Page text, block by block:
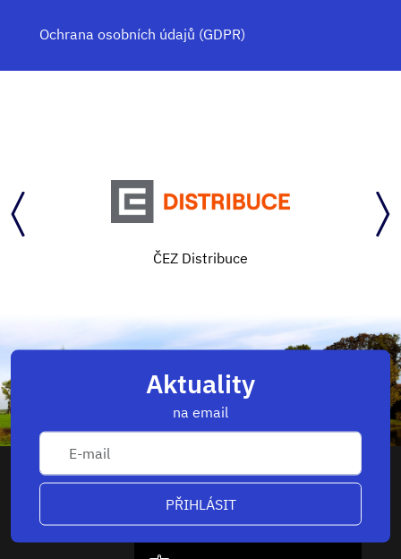
Ochrana osobních údajů (GDPR)
Středočeský kraj
Aktuality
na email
PŘIHLÁSIT